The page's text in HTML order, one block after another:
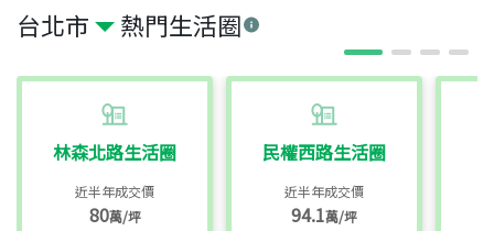
台北市 熱門生活圈
林森北路生活圈
近半年成交價
80萬/坪
民權西路生活圈
近半年成交價
94.1萬/坪